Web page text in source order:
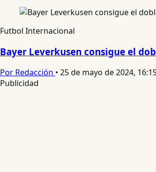
Futbol Internacional
Bayer Leverkusen consigue el
Por Redacción • 25 de mayo de 2024,
Publicidad